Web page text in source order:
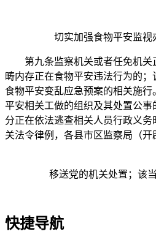
切实加强食物平安监视办
第九条监察机关或者任免机关正
畴内存正在食物平安违法行为的
食物平安变乱应急预案的相关施
平安相关工做的组织及其处置公
分正在依法逃查相关人员行政义
关法令律例，各县市区监察局（
移送党的机关处置；该当
快捷导航